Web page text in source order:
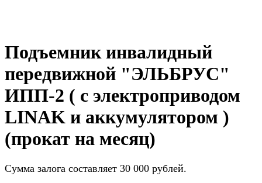
Подъемник инвалидный
передвижной "ЭЛЬБРУС"
ИПП-2 ( с электроприводом
LINAK и аккумулятором )
(прокат на месяц)
Сумма залога составляет 30 000 рублей.